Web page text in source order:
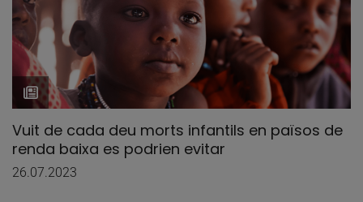
Vuit de cada deu morts infantils en països de
renda baixa es podrien evitar
26.07.2023